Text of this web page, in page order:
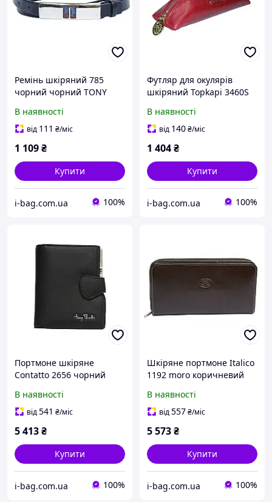
Ремінь шкіряний 785
чорний чорний TONY
В наявності
від 111 ₴/міс
1 109₴
Купити
i-bag.com.ua 100%
Футляр для окулярів
шкіряний Topkapi 3460S
В наявності
від 140₴/міс
1 404₴
Купити
i-bag.com.ua 100%
Портмоне шкіряне
Contatto 2656 чорний
В наявності
від541 ₴/міс
5 413₴
Купити
i-bag.com.ua 100%
Шкіряне портмоне Italico
1192 moro коричневий
В наявності
від557₴/міс
5 573₴
Купити
i-bag.com.ua 100%